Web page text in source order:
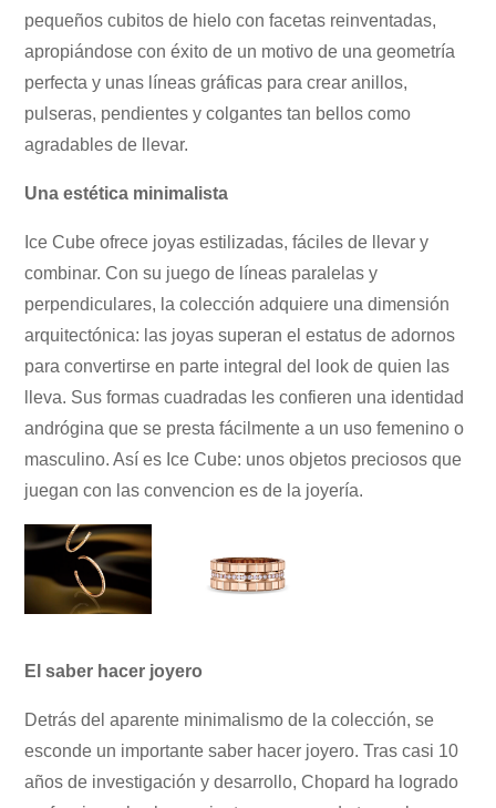
pequeños cubitos de hielo con facetas reinventadas,
apropiándose con éxito de un motivo de una geometría
perfecta y unas líneas gráficas para crear anillos,
pulseras, pendientes y colgantes tan bellos como
agradables de llevar.
Una estética minimalista
Ice Cube ofrece joyas estilizadas, fáciles de llevar y
combinar. Con su juego de líneas paralelas y
perpendiculares, la colección adquiere una dimensión
arquitectónica: las joyas superan el estatus de adornos
para convertirse en parte integral del look de quien las
lleva. Sus formas cuadradas les confieren una identidad
andrógina que se presta fácilmente a un uso femenino o
masculino. Así es Ice Cube: unos objetos preciosos que
juegan con las convencion es de la joyería.
El saber hacer joyero
Detrás del aparente minimalismo de la colección, se
esconde un importante saber hacer joyero. Tras casi 10
años de investigación y desarrollo, Chopard ha logrado